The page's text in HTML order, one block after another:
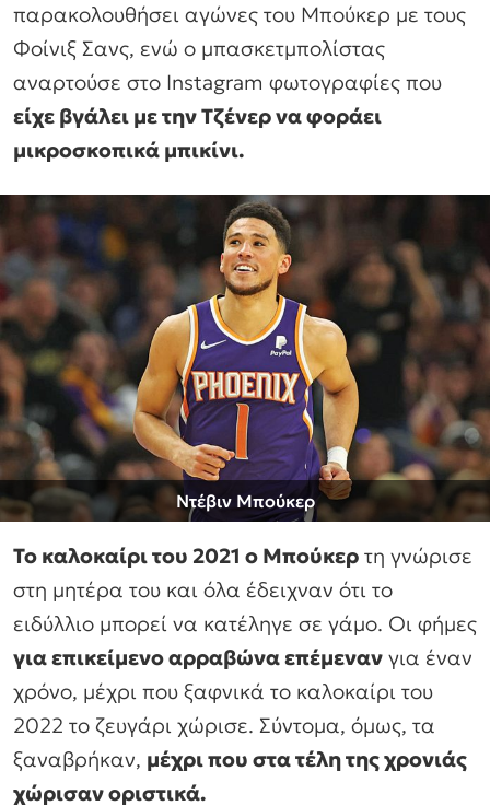
παρακολουθήσει αγώνες του Μπούκερ με τους
Φοίνιξ Σανς, ενώ ο μπασκετμπολίστας
αναρτούσε στο Instagram φωτογραφίες που
είχε βγάλει με την Τζένερ να φοράει
μικροσκοπικά μπικίνι.
Ντέβιν Μπούκερ
Το καλοκαίρι του 2021 ο Μπούκερ τη γνώρισε
στη μητέρα του και όλα έδειχναν ότι το
ειδύλλιο μπορεί να κατέληγε σε γάμο. Οι φήμες
για επικείμενο αρραβώνα επέμεναν για έναν
χρόνο, μέχρι που ξαφνικά το καλοκαίρι του
2022 το ζευγάρι χώρισε. Σύντομα, όμως, τα
ξαναβρήκαν, μέχρι που στα τέλη της χρονιάς
χώρισαν οριστικά.